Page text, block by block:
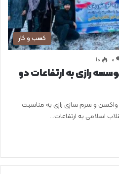
کسب و کار
0 ۱۰
رازی به ارتفاعات دو
و سرم سازی رازی به مناسبت
اسلامی به ارتفاعات…